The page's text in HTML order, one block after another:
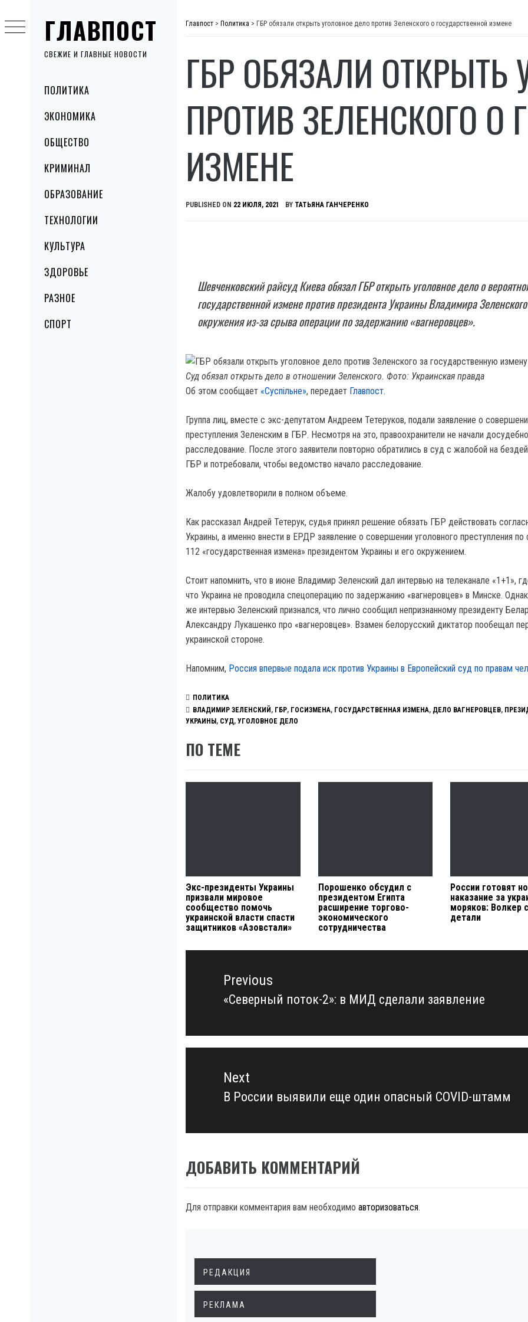
ГЛАВПОСТ
СВЕЖИЕ И ГЛАВНЫЕ НОВОСТИ
MenuПОЛИТИКА
ЭКОНОМИКА
ОБЩЕСТВО
КРИМИНАЛ
ОБРАЗОВАНИЕ
ТЕХНОЛОГИИ
КУЛЬТУРА
ЗДОРОВЬЕ
РАЗНОЕ
СПОРТ
to
content
Главпост > Политика > ГБР обязали открыть уголовное дело против Зеленского о государственной измене
ГБР ОБЯЗАЛИ ОТКРЫТЬ
ПРОТИВ ЗЕЛЕНСКОГО О
ИЗМЕНЕ
PUBLISHED ON 22 ИЮЛЯ, 2021 BY ТАТЬЯНА ГАНЧЕРЕНКО
Шевченковский райсуд Киева обязал ГБР открыть уголовное дело о
государственной измене против президента Украины Владимира
окружения из-за срыва операции по задержанию «вагнеровцев».
Суд обязал открыть дело в отношении Зеленского. Фото: Украинская правда
Об этом сообщает «Суспільне», передает Главпост.
Группа лиц, вместе с экс-депутатом Андреем Тетеруков, подали заявление о
преступления Зеленским в ГБР. Несмотря на это, правоохранители не начали
расследование. После этого заявители повторно обратились в суд с жалобой на
ГБР и потребовали, чтобы ведомство начало расследование.
Жалобу удовлетворили в полном объеме.
Как рассказал Андрей Тетерук, судья принял решение обязать ГБР действовать
Украины, а именно внести в ЕРДР заявление о совершении уголовного преступления по
112 «государственная измена» президентом Украины и его окружением.
Стоит напомнить, что в июне Владимир Зеленский дал интервью на телеканале «1+1»,
что Украина не проводила спецоперацию по задержанию «вагнеровцев» в Минске.
же интервью Зеленский признался, что лично сообщил непризнанному президенту
Александру Лукашенко про «вагнеровцев». Взамен белорусский диктатор пообещал
украинской стороне.
Напомним, Россия впервые подала иск против Украины в Европейский суд по правам
ПОЛИТИКА
ВЛАДИМИР ЗЕЛЕНСКИЙ , ГБР, ГОСИЗМЕНА, ГОСУДАРСТВЕННАЯ ИЗМЕНА, ДЕЛО ВАГНЕРОВЦЕВ,
УКРАИНЫ , СУД, УГОЛОВНОЕ ДЕЛО
ПО ТЕМЕ
Экс-президенты Украины
призвали мировое
сообщество помочь
украинской власти спасти
защитников «Азовстали»
Порошенко обсудил с
президентом Египта
расширение торгово-
экономического
сотрудничества
России готовят
наказание за
моряков: Волкер
детали
Навигация
записямPrevious
Previous
«Северный поток-2»: в МИД сделали заявление
Next
Next
В России выявили еще один опасный COVID-штамм
ДОБАВИТЬ КОММЕНТАРИЙ
Для отправки комментария вам необходимо авторизоваться.
РЕДАКЦИЯ
РЕКЛАМА